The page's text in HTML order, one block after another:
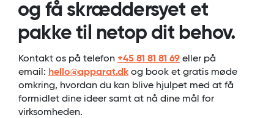
og få skræddersyet et
pakke til netop dit behov.
Kontakt os på telefon +45 81 81 81 69 eller på
email: hello@apparat.dk og book et gratis møde
omkring, hvordan du kan blive hjulpet med at få
formidlet dine ideer samt at nå dine mål for
virksomheden.